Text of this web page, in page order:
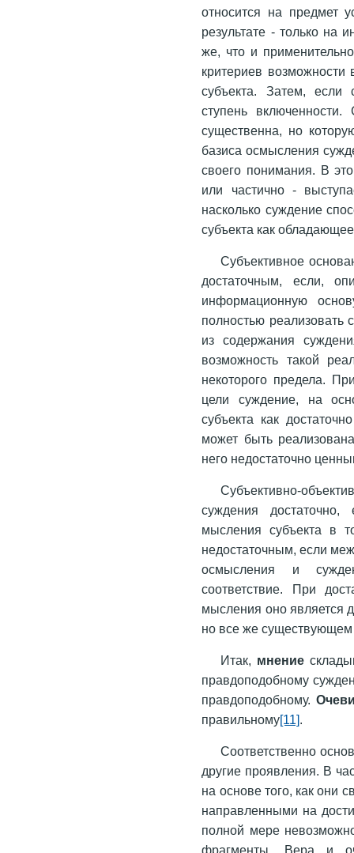
относится на предмет
результате - только на
же, что и
критериев
субъекта. Затем, если
ступень
существенна, но
базиса осмысления
своего понимания. В
или частично -
насколько суждение
субъекта как
Субъективное
достаточным, если,
информационную
полностью реализовать
из содержания
возможность такой
некоторого предела.
цели суждение, на
субъекта как
может быть
него недостаточно
Субъективно-
суждения достаточно,
мысления субъекта в
недостаточным, если
осмысления и
соответствие. При
мысления оно является
но все же
Итак, мнение
правдоподобному
правдоподобному.
правильному[11].
Соответственно
другие проявления. В
на основе того, как они
направленными на
полной мере
фрагменты. Вера и